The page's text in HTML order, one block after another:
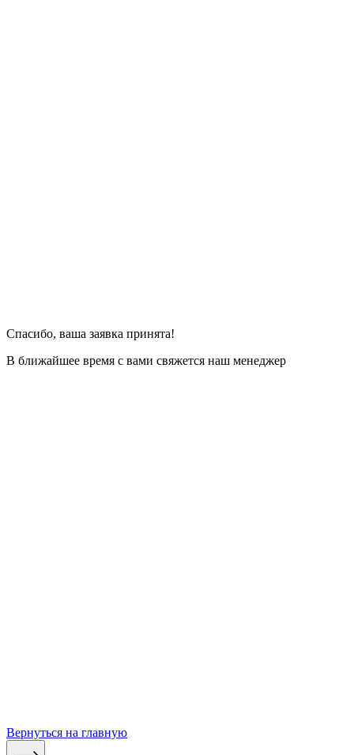
Спасибо, ваша заявка принята!
В ближайшее время с вами свяжется наш менеджер
Вернуться на главную